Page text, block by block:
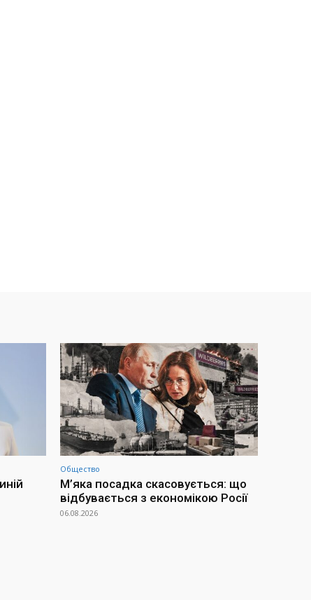
Общество
М’яка посадка скасовується: що
відбувається з економікою Росії
06.08.2026